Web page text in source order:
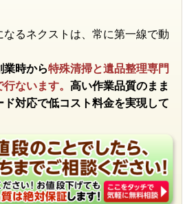
るネクストは、常に第一線で動
業時から特殊清掃と遺品整理専門
行ないます。高い作業品質のまま
対応で低コスト料金を実現して